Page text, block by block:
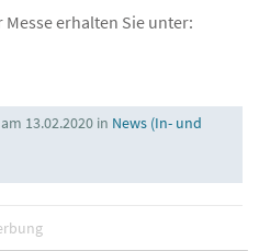
erhalten Sie unter:
13.02.2020 in News (In- und